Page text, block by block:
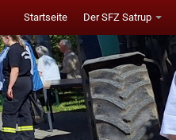
Startseite Der SFZ Satrup